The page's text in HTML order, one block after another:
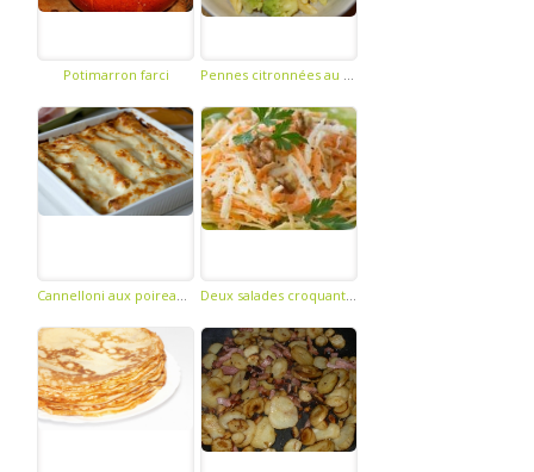
Potimarron farci